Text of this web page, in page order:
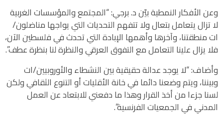
وعن الأفكار النمطية بيّن د. برجي: “المجتمع والمؤسسات الغربية
لا تزال يتعامل بتعال ولا تتفهم التحديات التي يواجها مناضلون/
ات منطقتنا، وآخرها وأهمها الإبادة التي تحدث في فلسطين الآن،
فلا يزال علينا التعامل مع التفوق العرقي والنظرة لنا بنظرة عطف”.
وأضاف: “لا يوجد عدالة حقيقية بين النشطاء والأوروبيين/ات
وبيننا، ويتم وضعنا دائما في خانة الأقليات أو التنوع الثقافي ولكن
لسنا جزءا من أخذ القرار وهذا ما دفعني للابتعاد عن العمل
المدني في الجمعيات الفرنسية”.